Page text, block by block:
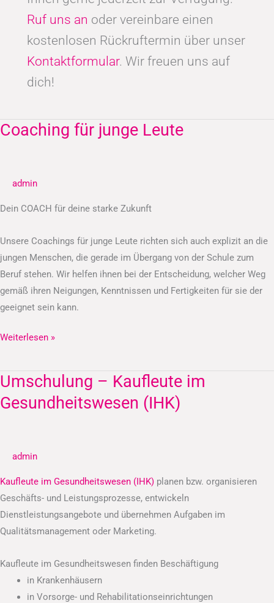
Ruf uns an oder vereinbare einen
kostenlosen Rückruftermin über unser
Kontaktformular. Wir freuen uns auf
dich!
Coaching für junge Leute
admin
Dein COACH für deine starke Zukunft
Unsere Coachings für junge Leute richten sich auch explizit an die
jungen Menschen, die gerade im Übergang von der Schule zum
Beruf stehen. Wir helfen ihnen bei der Entscheidung, welcher Weg
gemäß ihren Neigungen, Kenntnissen und Fertigkeiten für sie der
geeignet sein kann.
Coaching
Leute
Weiterlesen »
Umschulung – Kaufleute im
Gesundheitswesen (IHK)
admin
Kaufleute im Gesundheitswesen (IHK) planen bzw. organisieren
Geschäfts- und Leistungsprozesse, entwickeln
Dienstleistungsangebote und übernehmen Aufgaben im
Qualitätsmanagement oder Marketing.
Kaufleute im Gesundheitswesen finden Beschäftigung
in Krankenhäusern
in Vorsorge- und Rehabilitationseinrichtungen
Umschulung
–
Kaufleute
(IHK)